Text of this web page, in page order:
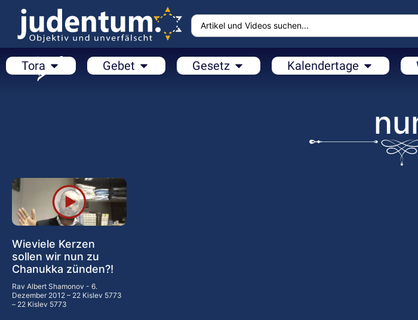
Tora Gebet Gesetz Kalendertage
Wieviele Kerzen
sollen wir nun zu
Chanukka zünden?!
Rav Albert Shamonov
6.
Dezember 2012 – 22 Kislev 5773
– 22 Kislev 5773